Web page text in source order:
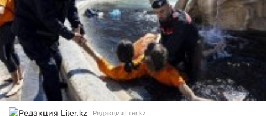
Редакция Liter.kz